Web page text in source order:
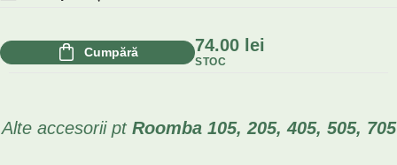
Cumpără 74.00 lei
STOC
Alte accesorii ptRoomba 105, 205, 405, 505, 705